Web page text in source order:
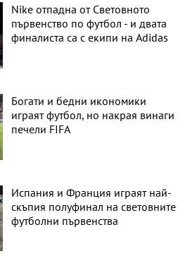
Nike отпадна от Световното
първенство по футбол - и двата
финалиста са с екипи на Adidas
Богати и бедни икономики
играят футбол, но накрая винаги
печели FIFA
Испания и Франция играят най-
скъпия полуфинал на световните
футболни първенства